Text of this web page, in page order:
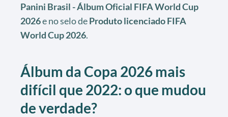
Panini Brasil - Álbum Oficial FIFA World Cup
2026e no selo deProduto licenciado FIFA
World Cup 2026.
Álbum da Copa 2026 mais
difícil que 2022: o que mudou
de verdade?